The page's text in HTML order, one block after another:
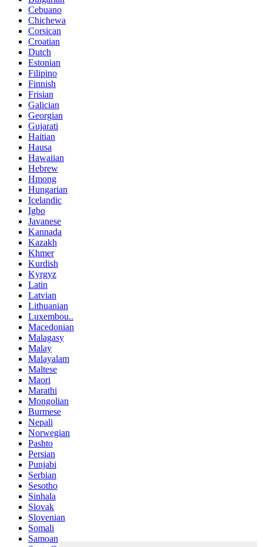
Cebuano
Chichewa
Corsican
Croatian
Dutch
Estonian
Filipino
Finnish
Frisian
Galician
Georgian
Gujarati
Haitian
Hausa
Hawaiian
Hebrew
Hmong
Hungarian
Icelandic
Igbo
Javanese
Kannada
Kazakh
Khmer
Kurdish
Kyrgyz
Latin
Latvian
Lithuanian
Luxembou..
Macedonian
Malagasy
Malay
Malayalam
Maltese
Maori
Marathi
Mongolian
Burmese
Nepali
Norwegian
Pashto
Persian
Punjabi
Serbian
Sesotho
Sinhala
Slovak
Slovenian
Somali
Samoan